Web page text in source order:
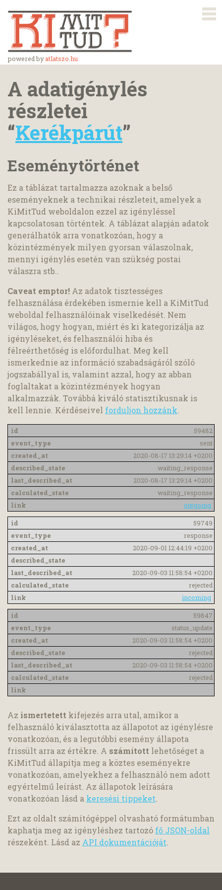
powered byatlatszo.hu
A adatigénylés
részletei
“Kerékpárút”
Eseménytörténet
Ez a táblázat tartalmazza azoknak a belső
eseményeknek a technikai részleteit, amelyek a
KiMitTud weboldalon ezzel az igényléssel
kapcsolatosan történtek. A táblázat alapján adatok
generálhatók arra vonatkozóan, hogy a
közintézmények milyen gyorsan válaszolnak,
mennyi igénylés esetén van szükség postai
válaszra stb..
Caveat emptor! Az adatok tisztességes
felhasználása érdekében ismernie kell a KiMitTud
weboldal felhasználóinak viselkedését. Nem
világos, hogy hogyan, miért és ki kategorizálja az
igényléseket, és felhasználói hiba és
félreérthetőség is előfordulhat. Meg kell
ismerkednie az információ szabadságáról szóló
jogszabállyal is, valamint azzal, hogy az abban
foglaltakat a közintézmények hogyan
alkalmazzák. Továbbá kiváló statisztikusnak is
kell lennie. Kérdéseivel forduljon hozzánk.
59482
sent
2020-08-17 13:29:14 +0200
waiting_response
2020-08-17 13:29:14 +0200
waiting_response
outgoing
59749
response
2020-09-01 12:44:19 +0200
2020-09-03 11:58:54 +0200
rejected
incoming
59847
status_update
2020-09-03 11:58:54 +0200
rejected
2020-09-03 11:58:54 +0200
rejected
Az ismertetett kifejezés arra utal, amikor a
felhasználó kiválasztotta az állapotot az igénylésre
vonatkozóan, és a legutóbbi esemény állapota
frissült arra az értékre. A számított lehetőséget a
KiMitTud állapítja meg a köztes eseményekre
vonatkozóan, amelyekhez a felhasználó nem adott
egyértelmű leírást. Az állapotok leírására
vonatkozóan lásd a keresési tippeket.
Ezt az oldalt számítógéppel olvasható formátumban
kaphatja meg az igényléshez tartozó fő JSON-oldal
részeként. Lásd az API dokumentációját.